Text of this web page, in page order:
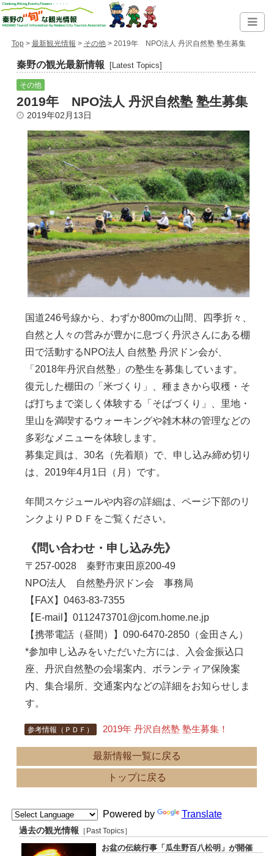
Top> 最新観光情報 > その他> 2019年 NPO法人 丹沢自然塾 塾生募集
秦野の観光最新情報 [Latest Topics]
その他
2019年 NPO法人 丹沢自然塾 塾生募集
2019年02月13日
国道246号線から、わずか800mの山間、四季折々、
自然と人々の営みが豊かに息づく丹沢さんにある棚
田で活動するNPO法人 自然塾 丹沢ドン会が、
「2018年丹沢自然塾」の塾生を募集しています。
復元した棚田の「米づくり」、種まきから収穫・そ
ば打ちまで楽しく体験する「そばづくり」、里地・
里山を満喫するウォーキングや雑木林の管理などの
多彩なメニューを体験します。
募集定員は、30名（先着順）で、申し込み締め切り
は、2019年4月1日（月）です。
年間スケジュールや内容の詳細は、ページ下部のリ
ンクよりＰＤＦをご覧ください。
《問い合わせ・申し込み先》
〒257-0028 秦野市東田原200-49
NPO法人 自然塾丹沢ドン会 事務局
【FAX】0463-83-7355
【E-mail】0112473701@jcom.home.ne.jp
【携帯電話（昼間）】090-6470-2850（金田さん）
*参加申し込みをいただいた方には、入会金振込口
座、丹沢自然塾の会場案内、ボランティア保険案
内、集合場所、交通案内などの詳細をお知らせしま
す。
参考情報（ＰＤＦ） 2019年 丹沢自然塾 塾生募集！
最新情報一覧に戻る
トップに戻る
Powered by Translate
過去の観光情報 ［Past Topics］
お盆の伝統行事「瓜生野百八松明」が開催